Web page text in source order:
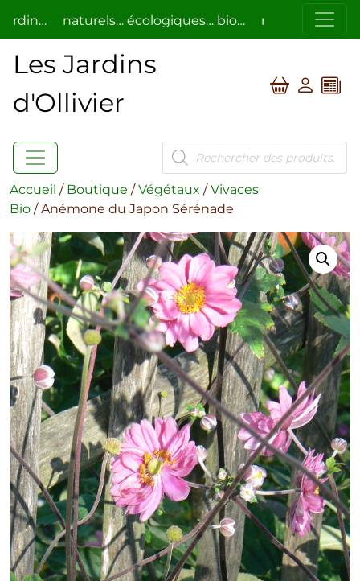
naturels… écologiques… bio… respectueux de
Les Jardins
d'Ollivier
Recherche
de
produits
Accueil / Boutique /Végétaux /Vivaces
Bio / Anémone du Japon Sérénade